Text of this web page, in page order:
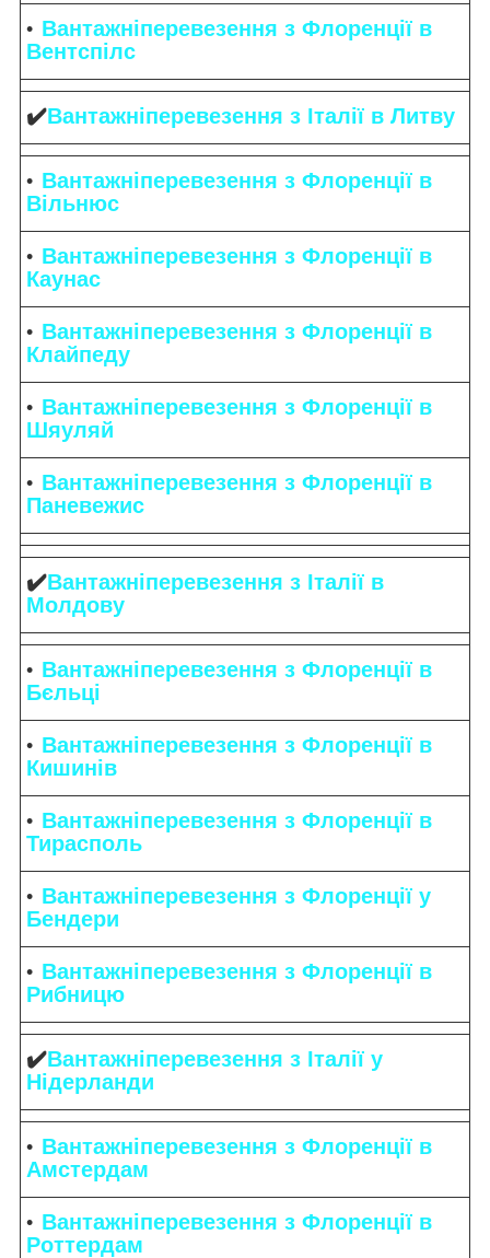
Вантажніперевезення з Флоренції в
Вентспілс
✔️Вантажніперевезення з Італії в Литву
Вантажніперевезення з Флоренції в
Вільнюс
Вантажніперевезення з Флоренції в
Каунас
Вантажніперевезення з Флоренції в
Клайпеду
Вантажніперевезення з Флоренції в
Шяуляй
Вантажніперевезення з Флоренції в
Паневежис
✔️Вантажніперевезення з Італії в
Молдову
Вантажніперевезення з Флоренції в
Бєльці
Вантажніперевезення з Флоренції в
Кишинів
Вантажніперевезення з Флоренції в
Тирасполь
Вантажніперевезення з Флоренції у
Бендери
Вантажніперевезення з Флоренції в
Рибницю
✔️Вантажніперевезення з Італії у
Нідерланди
Вантажніперевезення з Флоренції в
Амстердам
Вантажніперевезення з Флоренції в
Роттердам